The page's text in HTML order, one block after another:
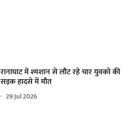
रानाघाट में श्मशान से लौट रहे चार युवकों की
सड़क हादसे में मौत
29 Jul 2026